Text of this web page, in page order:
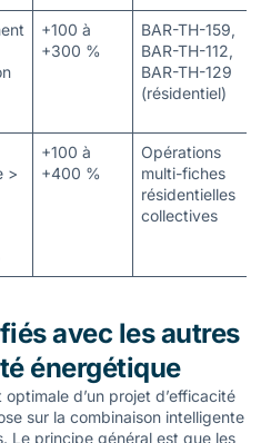
+100 à
+300 %
BAR-TH-159,
BAR-TH-112,
BAR-TH-129
(résidentiel)
>
+100 à
+400 %
Opérations
multi-fiches
résidentielles
collectives
avec les autres
énergétique
d’un projet d’efficacité
sur la combinaison intelligente
Le principe général est que les